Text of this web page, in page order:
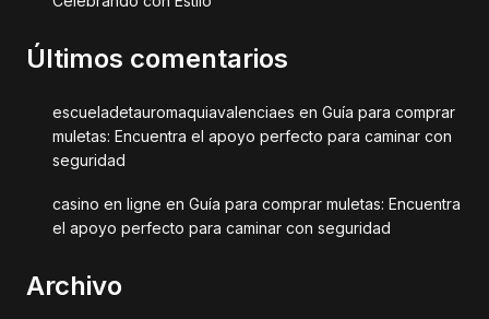
Últimos comentarios
escueladetauromaquiavalenciaes en Guía para comprar
muletas: Encuentra el apoyo perfecto para caminar con
seguridad
casino en ligne en Guía para comprar muletas: Encuentra
el apoyo perfecto para caminar con seguridad
Archivo